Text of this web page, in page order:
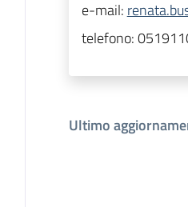
e-mail:
telefono:
Ultimo